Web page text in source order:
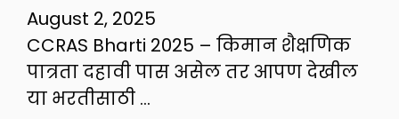
August 2, 2025
CCRAS Bharti 2025 – किमान शैक्षणिक
पात्रता दहावी पास असेल तर आपण देखील
या भरतीसाठी …